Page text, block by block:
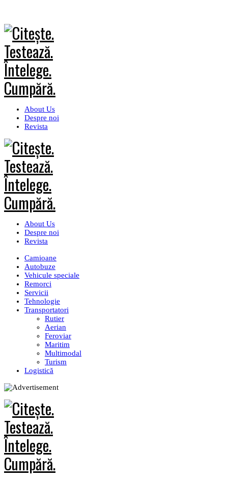
About Us
Despre noi
Revista
About Us
Despre noi
Revista
Camioane
Autobuze
Vehicule speciale
Remorci
Servicii
Tehnologie
Transportatori
Rutier
Aerian
Feroviar
Maritim
Multimodal
Turism
Logistică